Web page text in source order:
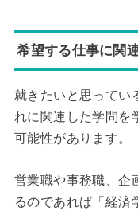
希望する仕事に関
就きたいと思ってい
れに関連した学問を
可能性があります。
営業職や事務職、企
るのであれば「経済